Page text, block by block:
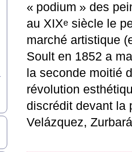
« podium » des
au XIXe siècle le
marché artistique
Soult en 1852 a
la seconde moitié
révolution
discrédit devant la
Velázquez,